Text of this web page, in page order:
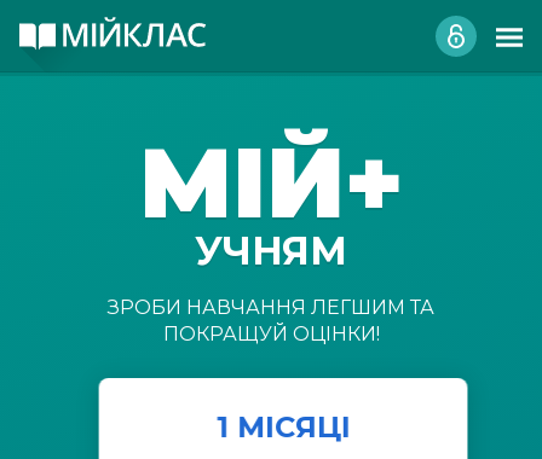
МІЙ+
УЧНЯМ
ЗРОБИ НАВЧАННЯ ЛЕГШИМ ТА
ПОКРАЩУЙ ОЦІНКИ!
1 МІСЯЦІ